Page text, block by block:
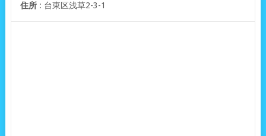
住所: 台東区浅草2-3-1